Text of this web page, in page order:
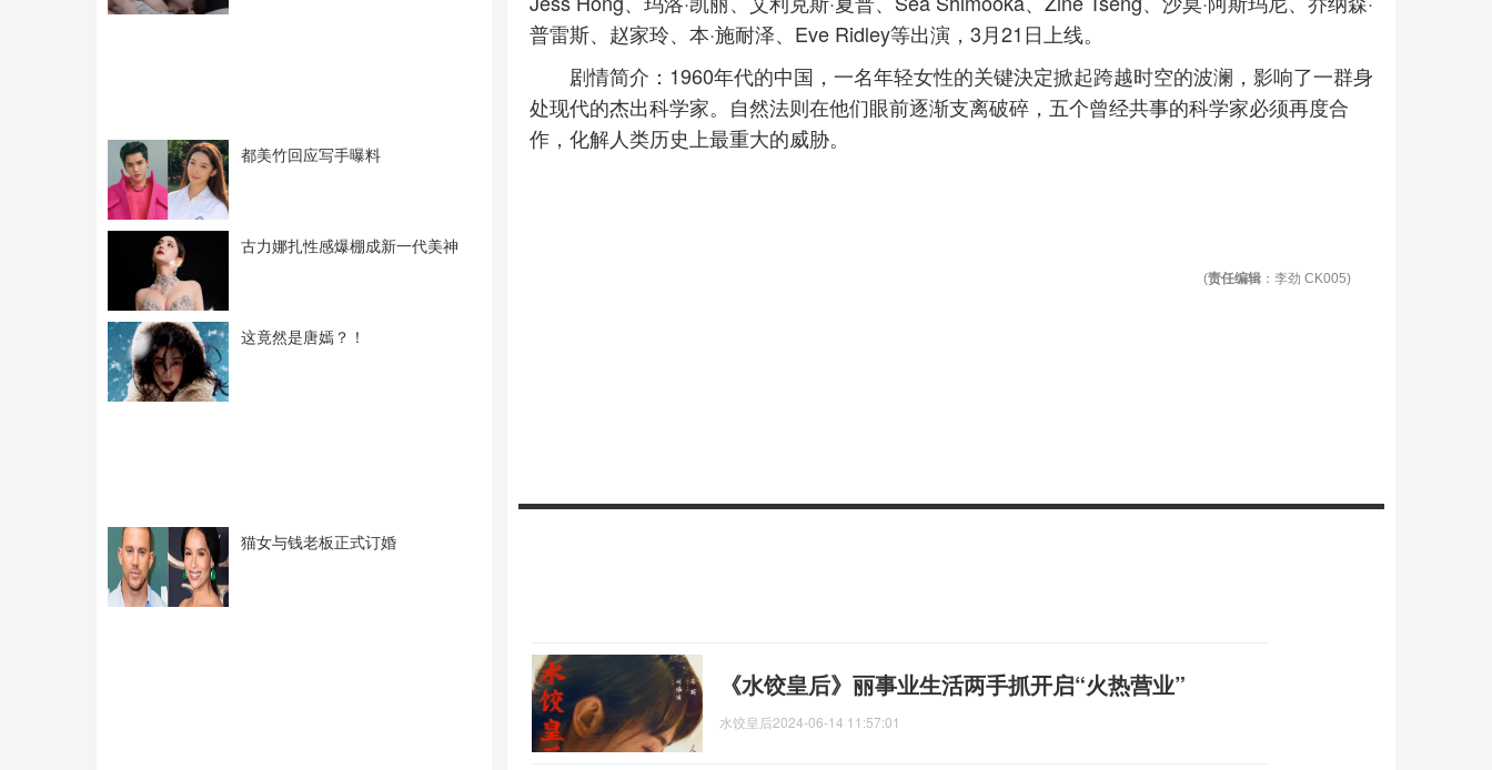
都美竹回应写手曝料
古力娜扎性感爆棚成新一代美神
这竟然是唐嫣？！
猫女与钱老板正式订婚
普雷斯、赵家玲、本·施耐泽、Eve Ridley等出演，3月21日上线。
剧情简介：1960年代的中国，一名年轻女性的关键決定掀起跨越时空的波澜，影响了一群身
处现代的杰出科学家。自然法则在他们眼前逐渐支离破碎，五个曾经共事的科学家必须再度合
作，化解人类历史上最重大的威胁。
(责任编辑 ：李劲 CK005)
《水饺皇后》丽事业生活两手抓开启“火热营业”
水饺皇后2024-06-14 11:57:01